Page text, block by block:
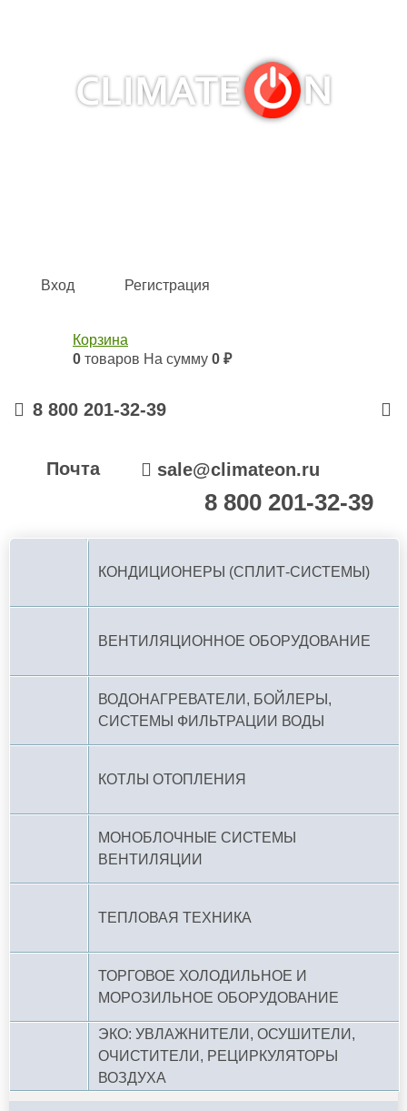
Вход Регистрация
Корзина
0 товаров На сумму 0 ₽
8 800 201-32-39
Почта sale@climateon.ru
8 800 201-32-39
КОНДИЦИОНЕРЫ (СПЛИТ-СИСТЕМЫ)
ВЕНТИЛЯЦИОННОЕ ОБОРУДОВАНИЕ
ВОДОНАГРЕВАТЕЛИ, БОЙЛЕРЫ,
СИСТЕМЫ ФИЛЬТРАЦИИ ВОДЫ
КОТЛЫ ОТОПЛЕНИЯ
МОНОБЛОЧНЫЕ СИСТЕМЫ
ВЕНТИЛЯЦИИ
ТЕПЛОВАЯ ТЕХНИКА
ТОРГОВОЕ ХОЛОДИЛЬНОЕ И
МОРОЗИЛЬНОЕ ОБОРУДОВАНИЕ
ЭКО: УВЛАЖНИТЕЛИ, ОСУШИТЕЛИ,
ОЧИСТИТЕЛИ, РЕЦИРКУЛЯТОРЫ
ВОЗДУХА